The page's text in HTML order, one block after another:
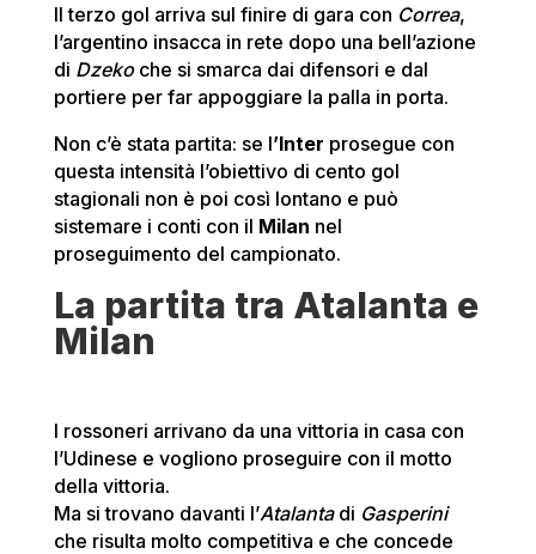
Il terzo gol arriva sul finire di gara con Correa,
l’argentino insacca in rete dopo una bell’azione
di Dzekoche si smarca dai difensori e dal
portiere per far appoggiare la palla in porta.
Non c’è stata partita: se l’Inter prosegue con
questa intensità l’obiettivo di cento gol
stagionali non è poi così lontano e può
sistemare i conti con il Milan nel
proseguimento del campionato.
La partita tra Atalanta e
Milan
I rossoneri arrivano da una vittoria in casa con
l’Udinese e vogliono proseguire con il motto
della vittoria.
Ma si trovano davanti l’Atalantadi Gasperini
che risulta molto competitiva e che concede